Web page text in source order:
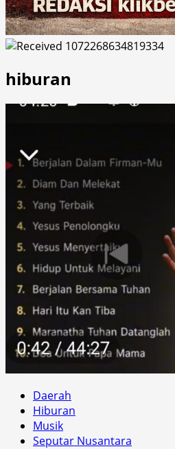
hiburan
Daerah
Hiburan
Musik
Seputar Nusantara